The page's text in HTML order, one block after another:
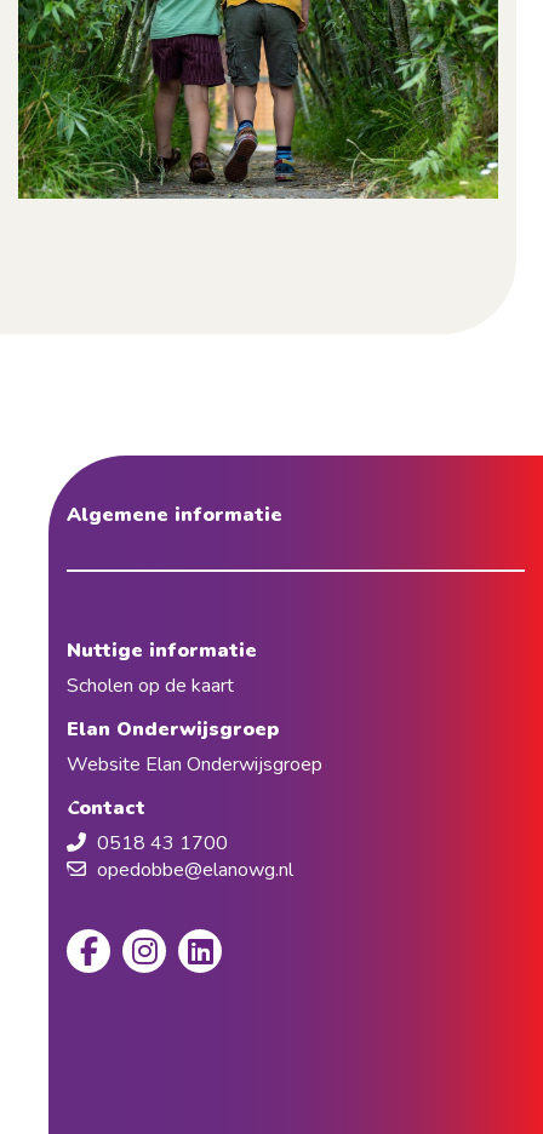
Algemene informatie
Nuttige informatie
Scholen op de kaart
Elan Onderwijsgroep
Website Elan Onderwijsgroep
Contact
0518 43 1700
opedobbe@elanowg.nl